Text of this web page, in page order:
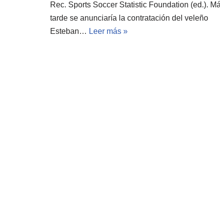
Rec. Sports Soccer Statistic Foundation (ed.).
tarde se anunciaría la contratación del veleño
Esteban… Leer más »